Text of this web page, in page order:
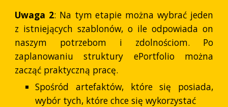
Uwaga 2: Na tym etapie można wybrać jeden
z istniejących szablonów, o ile odpowiada on
naszym potrzebom i zdolnościom. Po
zaplanowaniu struktury ePortfolio można
zacząć praktyczną pracę.
Spośród artefaktów, które się posiada,
wybór tych, które chce się wykorzystać